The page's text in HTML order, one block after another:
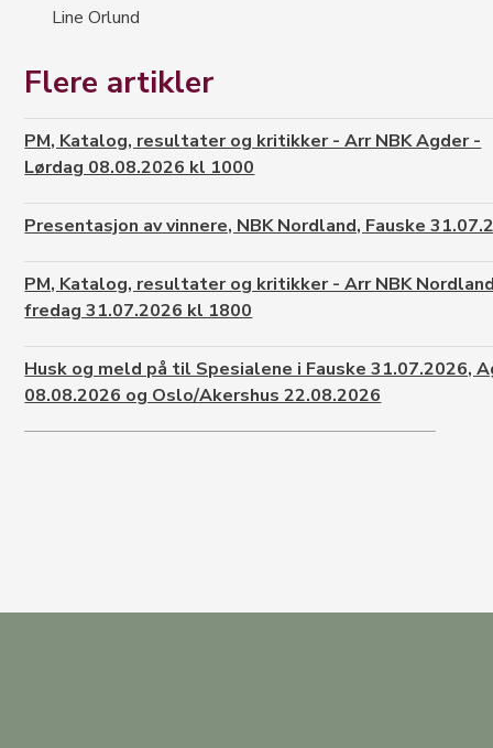
Line Orlund
Flere artikler
PM, Katalog, resultater og kritikker - Arr NBK Agder -
Lørdag 08.08.2026 kl 1000
Presentasjon av vinnere, NBK Nordland, Fauske
PM, Katalog, resultater og kritikker - Arr NBK
fredag 31.07.2026 kl 1800
Husk og meld på til Spesialene i Fauske 31.07.2026,
08.08.2026 og Oslo/Akershus 22.08.2026